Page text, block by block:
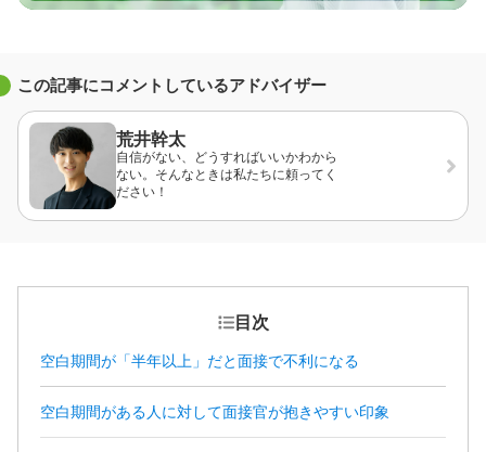
この記事にコメントしているアドバイザー
荒井幹太
自信がない、どうすればいいかわから
ない。そんなときは私たちに頼ってく
ださい！
目次
空白期間が「半年以上」だと面接で不利になる
空白期間がある人に対して面接官が抱きやすい印象